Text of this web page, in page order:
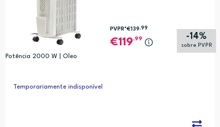
Potência 2000 W | Oleo
-14%
sobre PVPR
PVPR*€139 ,99
119,99
Temporariamente indisponível